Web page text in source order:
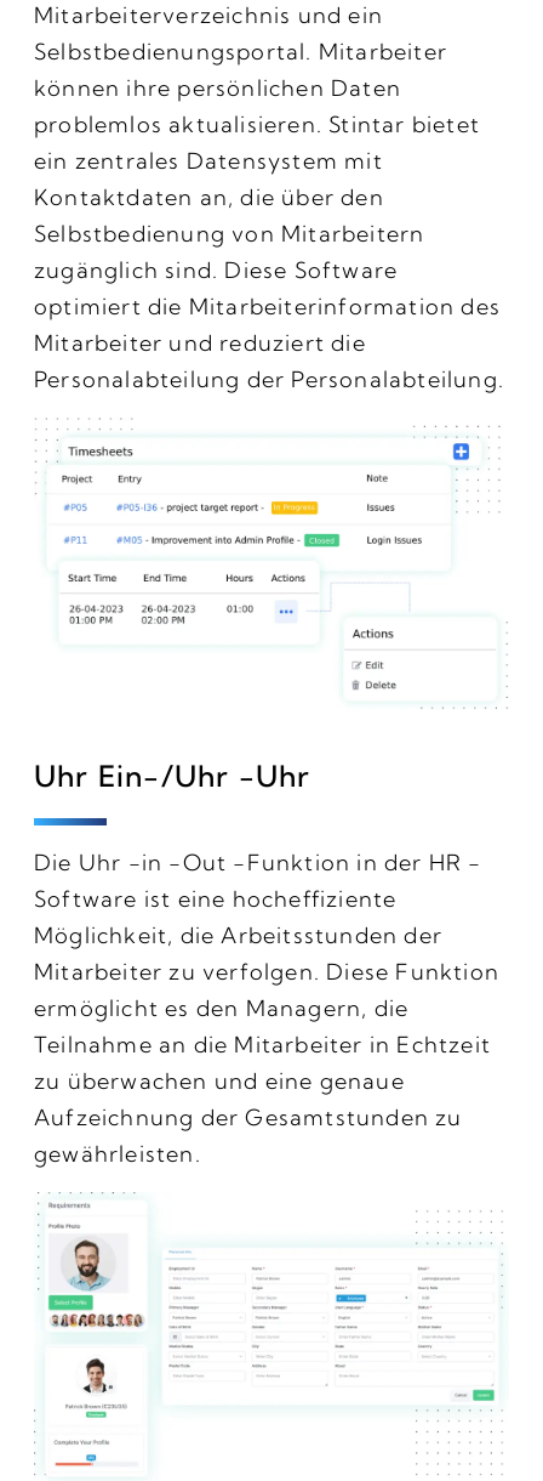
Mitarbeiterverzeichnis und ein
Selbstbedienungsportal. Mitarbeiter
können ihre persönlichen Daten
problemlos aktualisieren. Stintar bietet
ein zentrales Datensystem mit
Kontaktdaten an, die über den
Selbstbedienung von Mitarbeitern
zugänglich sind. Diese Software
optimiert die Mitarbeiterinformation des
Mitarbeiter und reduziert die
Personalabteilung der Personalabteilung.
Uhr Ein-/Uhr -Uhr
Die Uhr -in -Out -Funktion in der HR -
Software ist eine hocheffiziente
Möglichkeit, die Arbeitsstunden der
Mitarbeiter zu verfolgen. Diese Funktion
ermöglicht es den Managern, die
Teilnahme an die Mitarbeiter in Echtzeit
zu überwachen und eine genaue
Aufzeichnung der Gesamtstunden zu
gewährleisten.